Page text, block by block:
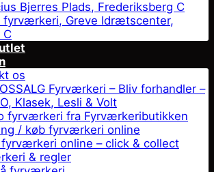
Bjerres Plads, Frederiksberg C
fyrværkeri, Greve Idrætscenter,
C
os
Fyrværkeri – Bliv forhandler –
Klasek, Lesli & Volt
fyrværkeri fra Fyrværkeributikken
/ køb fyrværkeri online
online – click & collect
& regler